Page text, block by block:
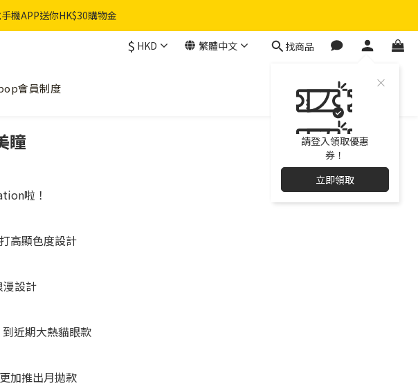
機APP送你HK$30購物金
$ HKD 繁體中文 找商品
請登入領取優惠
券！
立即領取
會員制度
瞳
啦！
高顯色度設計
設計
近期大熱貓眼款
加推出月拋款